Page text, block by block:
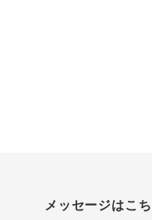
メッセージはこ